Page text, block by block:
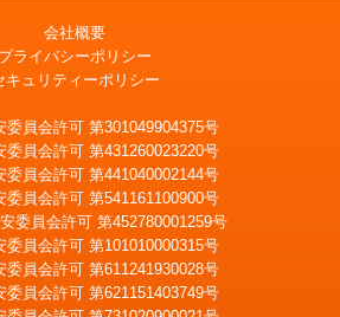
会社概要
プライバシーポリシー
キュリティーポリシー
委員会許可 第301049904375号
委員会許可 第431260023220号
委員会許可 第441040002144号
委員会許可 第541161100900号
委員会許可 第452780001259号
委員会許可 第101010000315号
委員会許可 第611241930028号
委員会許可 第621151403749号